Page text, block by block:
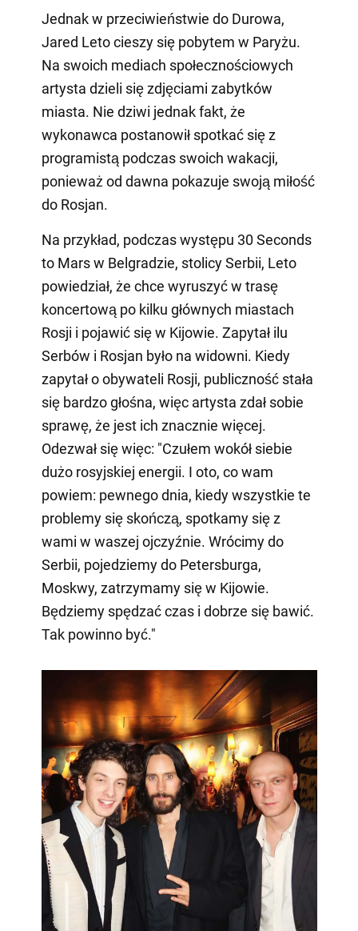
Jednak w przeciwieństwie do Durowa,
Jared Leto cieszy się pobytem w Paryżu.
Na swoich mediach społecznościowych
artysta dzieli się zdjęciami zabytków
miasta. Nie dziwi jednak fakt, że
wykonawca postanowił spotkać się z
programistą podczas swoich wakacji,
ponieważ od dawna pokazuje swoją miłość
do Rosjan.
Na przykład, podczas występu 30 Seconds
to Mars w Belgradzie, stolicy Serbii, Leto
powiedział, że chce wyruszyć w trasę
koncertową po kilku głównych miastach
Rosji i pojawić się w Kijowie. Zapytał ilu
Serbów i Rosjan było na widowni. Kiedy
zapytał o obywateli Rosji, publiczność stała
się bardzo głośna, więc artysta zdał sobie
sprawę, że jest ich znacznie więcej.
Odezwał się więc: "Czułem wokół siebie
dużo rosyjskiej energii. I oto, co wam
powiem: pewnego dnia, kiedy wszystkie te
problemy się skończą, spotkamy się z
wami w waszej ojczyźnie. Wrócimy do
Serbii, pojedziemy do Petersburga,
Moskwy, zatrzymamy się w Kijowie.
Będziemy spędzać czas i dobrze się bawić.
Tak powinno być."